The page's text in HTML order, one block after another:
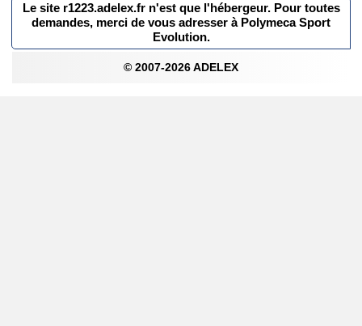
Le site r1223.adelex.fr n'est que l'hébergeur. Pour toutes
demandes, merci de vous adresser à Polymeca Sport
Evolution.
© 2007-2026 ADELEX